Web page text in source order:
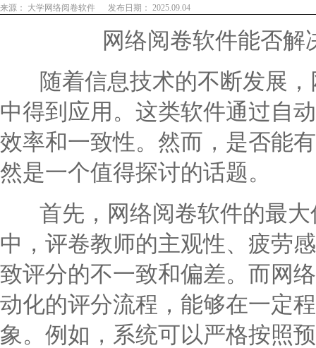
来源： 大学网络阅卷软件 发布日期： 2025.09.04
网络阅卷软件能否
随着信息技术的不断发展，
中得到应用。这类软件通过自
效率和一致性。然而，是否能
然是一个值得探讨的话题。
首先，网络阅卷软件的最大
中，评卷教师的主观性、疲劳
致评分的不一致和偏差。而网
动化的评分流程，能够在一定
象。例如，系统可以严格按照